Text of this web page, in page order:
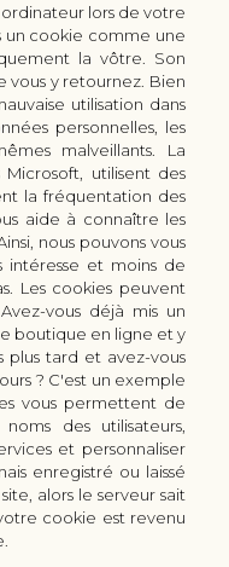
KAI
connaitre
sommes-nous ?
de paiement
de livraison
de devis
lors de votre
un cookie comme une
la vôtre. Son
vous y retournez. Bien
utilisation dans
personnelles, les
malveillants. La
utilisent des
la fréquentation des
aide à connaître les
nous pouvons vous
intéresse et moins de
Les cookies peuvent
vous déjà mis un
boutique en ligne et y
plus tard et avez-vous
? C'est un exemple
vous permettent de
des utilisateurs,
et personnaliser
enregistré ou laissé
alors le serveur sait
cookie est revenu